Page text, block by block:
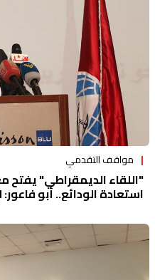
مواقف التقدمي
"اللقاء الديمقراطي" يفتح
استعادة الودائع.. أبو
على المستفيدين من الدعم
"صيرفة"